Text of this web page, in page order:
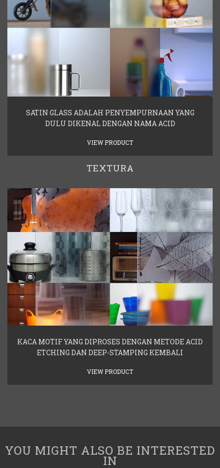
SATIN GLASS ADALAH PENYEMPURNAAN YANG
DULU DIKENAL DENGAN NAMA ACID
VIEW PRODUCT
TEXTURA
KACA MOTIF YANG DIPROSES DENGAN METODE ACID
ETCHING DAN DEEP-STAMPING KEMBALI
VIEW PRODUCT
YOU MIGHT ALSO BE INTERESTED
IN